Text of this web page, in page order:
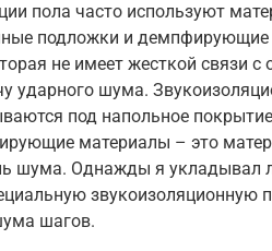
пола часто используют
подложки и
не имеет жесткой связи
ударного шума.
под напольное
материалы – это
шума. Однажды я укладывал
звукоизоляционную
шагов.